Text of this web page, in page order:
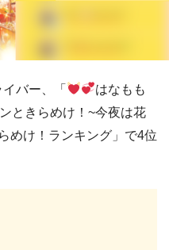
バー、「
はなもも
ときらめけ！~今夜は花
めけ！ランキング」で4位